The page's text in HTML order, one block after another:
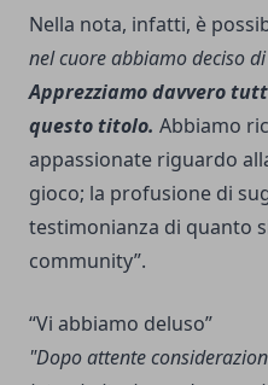
Nella nota, infatti, è
nel cuore abbiamo deciso
Apprezziamo davvero
questo titolo. Abbiamo
appassionate riguardo
gioco; la profusione di
testimonianza di quanto
community”.
“Vi abbiamo deluso”
"Dopo attente